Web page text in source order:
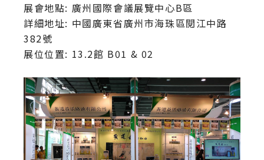
展會地點: 廣州國際會議展覽中心B區
詳細地址: 中國廣東省廣州市海珠區閱江中路
382號
展位位置: 13.2館 B01 & 02